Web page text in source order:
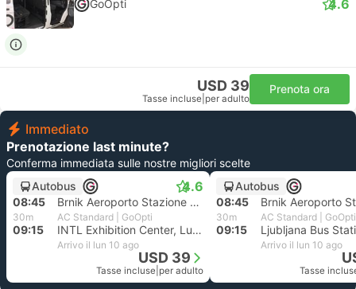
GoOpti 4.6
USD 39
Tasse incluse per adulto
Prenota ora
Immediato
Prenotazione last minute?
Conferma immediata sulle nostre migliori scelte
Autobus
4.6
08:45 Brnik Aeroporto Stazione Degli autobus
30m AC Standard | GoOpti
09:15 INTL Exhibition Center, Lubiana
Arrivo il lun 10 ago
USD 39
Tasse incluse per adulto
Autobus
08:45
30m AC Standard | GoOpti
09:15 Ljubljana Bus
Arrivo il lun 10 ago
Tasse